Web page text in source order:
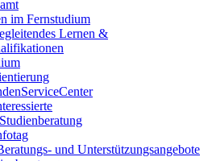
im Fernstudium
Lernen &
und Unterstützungsangebote